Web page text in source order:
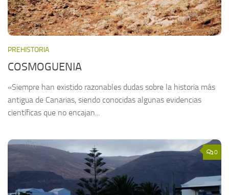
PREHISTORIA
COSMOGUENIA
«Siempre han existido razonables dudas sobre la historia más
antigua de Canarias, siendo conocidas algunas evidencias
científicas que no encajan...
0